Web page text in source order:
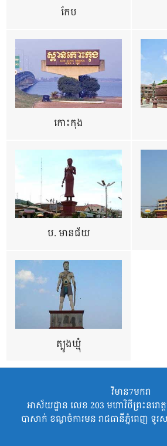
កែប
កោះកុង
ប. មានជ័យ
ត្បូងឃ្មុំ
វិមាន7មករា
អាស័យដ្ឋាន លេខ 203 មហាវិថីព្រះនរោត្
បាសាក់ ខណ្ឌចំការមន រាជធានីភ្នំពេញ